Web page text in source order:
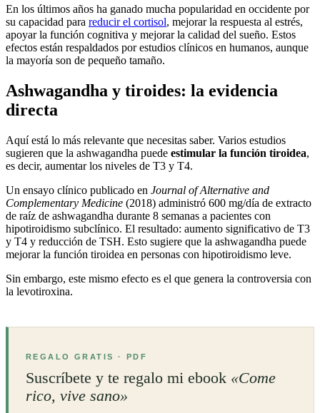
En los últimos años ha ganado mucha popularidad en occidente por
su capacidad para reducir el cortisol, mejorar la respuesta al estrés,
apoyar la función cognitiva y mejorar la calidad del sueño. Estos
efectos están respaldados por estudios clínicos en humanos, aunque
la mayoría son de pequeño tamaño.
Ashwagandha y tiroides: la evidencia
directa
Aquí está lo más relevante que necesitas saber. Varios estudios
sugieren que la ashwagandha puede estimular la función tiroidea,
es decir, aumentar los niveles de T3 y T4.
Un ensayo clínico publicado en Journal of Alternative and
Complementary Medicine (2018) administró 600 mg/día de extracto
de raíz de ashwagandha durante 8 semanas a pacientes con
hipotiroidismo subclínico. El resultado: aumento significativo de T3
y T4 y reducción de TSH. Esto sugiere que la ashwagandha puede
mejorar la función tiroidea en personas con hipotiroidismo leve.
Sin embargo, este mismo efecto es el que genera la controversia con
la levotiroxina.
REGALO GRATIS · PDF
Suscríbete y te regalo mi ebook «Come
rico, vive sano»